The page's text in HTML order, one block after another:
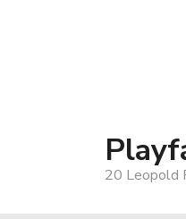
20 Leopold